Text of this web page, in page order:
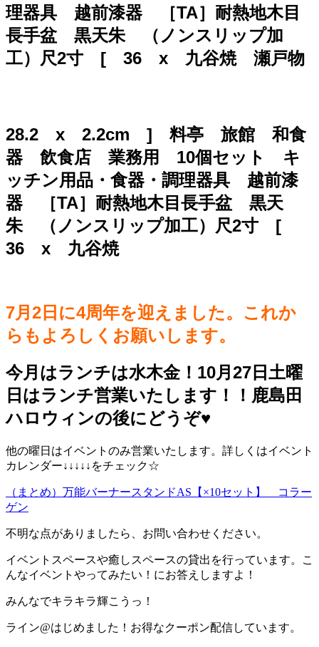
理器具 越前漆器 ［TA］耐熱地木目
長手盆 黒天朱 （ノンスリップ加
工）尺2寸 [ 36 x 九谷焼 瀬戸物
28.2 x 2.2cm ] 料亭 旅館 和食
器 飲食店 業務用 10個セット キ
ッチン用品・食器・調理器具 越前漆
器 ［TA］耐熱地木目長手盆 黒天
朱 （ノンスリップ加工）尺2寸 [
36 x 九谷焼
7月2日に4周年を迎えました。これか
らもよろしくお願いします。
今月はランチは水木金！10月27日土曜
日はランチ営業いたします！！鹿島田
ハロウィンの後にどうぞ♥️
他の曜日はイベントのみ営業いたします。詳しくはイベント
カレンダー↓↓↓↓↓をチェック☆
（まとめ）万能バーナースタンドAS【×10セット】 コラー
ゲン
不明な点がありましたら、お問い合わせください。
イベントスペースや癒しスペースの貸出を行っています。こ
んなイベントやってみたい！にお答えしますよ！
みんなでキラキラ輝こうっ！
ライン@はじめました！お得なクーポン配信しています。